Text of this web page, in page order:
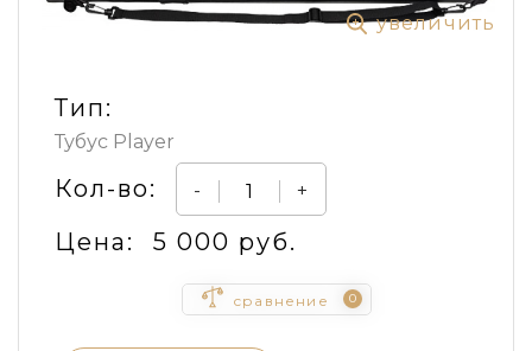
увеличить
Тип:
Тубус Player
Кол-во: - +
Цена: 5 000 руб.
сравнение 0